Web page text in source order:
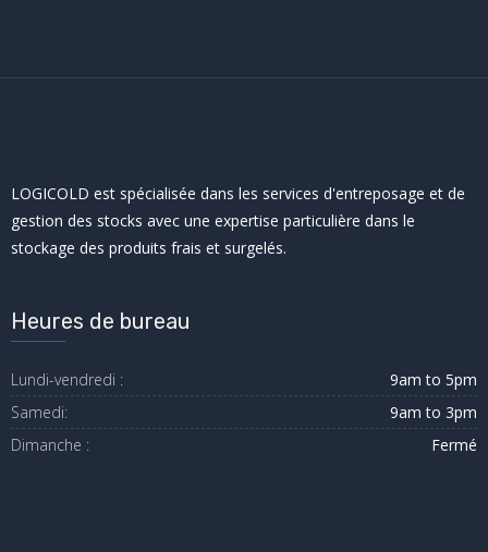
LOGICOLD est spécialisée dans les services d'entreposage et de
gestion des stocks avec une expertise particulière dans le
stockage des produits frais et surgelés.
Heures de bureau
Lundi-vendredi :
9am to 5pm
Samedi:
9am to 3pm
Dimanche :
Fermé